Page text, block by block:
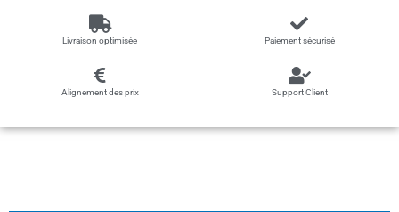
Livraison optimisée Paiement sécurisé
Alignement des prix Support Client